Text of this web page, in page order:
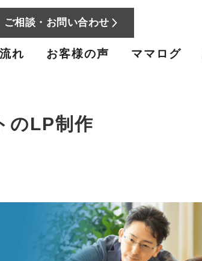
ご相談・お問い合わせ
れ お客様の声 ママログ
のLP制作